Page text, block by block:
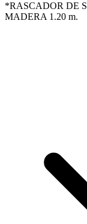
*RASCADOR DE
MADERA 1.20 m.